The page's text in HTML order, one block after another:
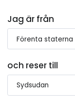
Jag är från
och reser till